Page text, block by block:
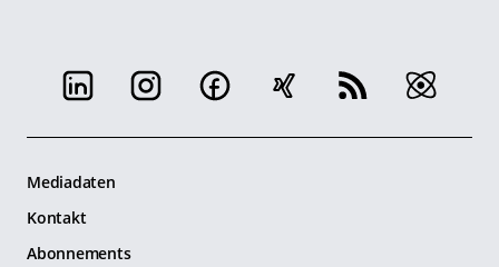
Mediadaten
Kontakt
Abonnements